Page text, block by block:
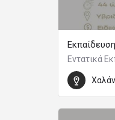
Εντατικά
500
14